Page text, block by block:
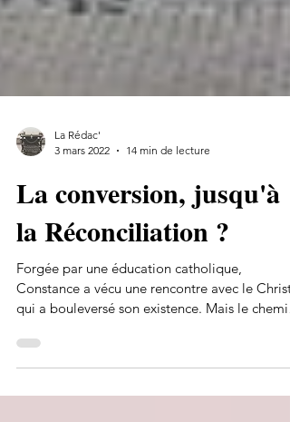
La conversion, jusqu'à
la Réconciliation ?
Forgée par une éducation catholique,
Constance a vécu une rencontre avec le Christ
vers la...